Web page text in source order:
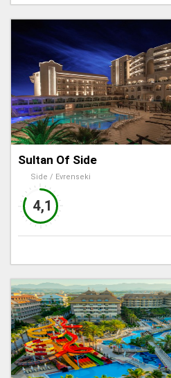
Sultan Of Side
Side / Evrenseki
4,1